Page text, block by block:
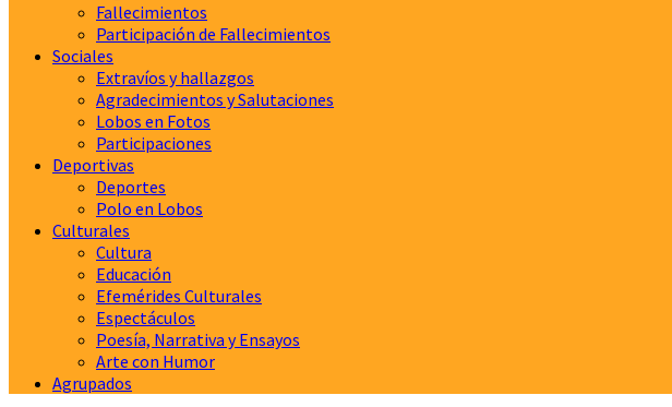
Fallecimientos
Participación de Fallecimientos
Sociales
Extravíos y hallazgos
Agradecimientos y Salutaciones
Lobos en Fotos
Participaciones
Deportivas
Deportes
Polo en Lobos
Culturales
Cultura
Educación
Efemérides Culturales
Espectáculos
Poesía, Narrativa y Ensayos
Arte con Humor
Agrupados